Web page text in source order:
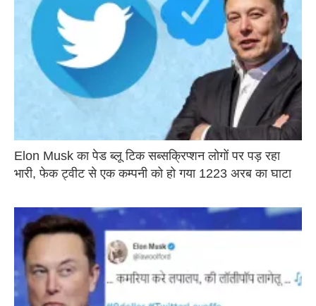
Elon Musk का पेड ब्लू टिक सब्सक्रिप्शन लोगों पर पड़ रहा
भारी, फेक ट्वीट से एक कम्पनी को हो गया 1223 अरब का घाटा